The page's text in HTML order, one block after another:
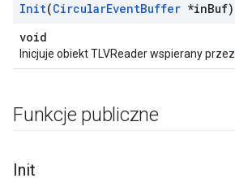
Init(CircularEventBuffer *inBuf)
void
Inicjuje obiekt TLVReader wspierany przez
Funkcje publiczne
Init